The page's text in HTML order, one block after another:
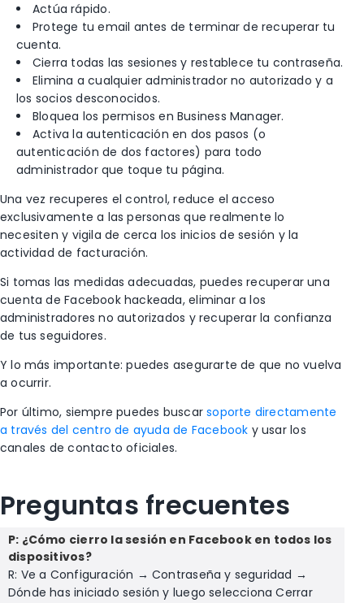
Actúa rápido.
Protege tu email antes de terminar de recuperar tu
cuenta.
Cierra todas las sesiones y restablece tu contraseña.
Elimina a cualquier administrador no autorizado y a
los socios desconocidos.
Bloquea los permisos en Business Manager.
Activa la autenticación en dos pasos (o
autenticación de dos factores) para todo
administrador que toque tu página.
Una vez recuperes el control, reduce el acceso
exclusivamente a las personas que realmente lo
necesiten y vigila de cerca los inicios de sesión y la
actividad de facturación.
Si tomas las medidas adecuadas, puedes recuperar una
cuenta de Facebook hackeada, eliminar a los
administradores no autorizados y recuperar la confianza
de tus seguidores.
Y lo más importante: puedes asegurarte de que no vuelva
a ocurrir.
Por último, siempre puedes buscarsoporte directamente
a través del centro de ayuda de Facebook y usar los
canales de contacto oficiales.
Preguntas frecuentes
P: ¿Cómo cierro la sesión en Facebook en todos los
dispositivos?
R: Ve a Configuración → Contraseña y seguridad →
Dónde has iniciado sesión y luego selecciona Cerrar